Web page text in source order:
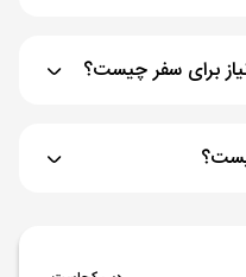
برای سفر چیست؟